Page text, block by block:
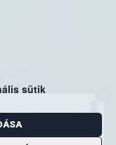
sütik
Pf. 30.